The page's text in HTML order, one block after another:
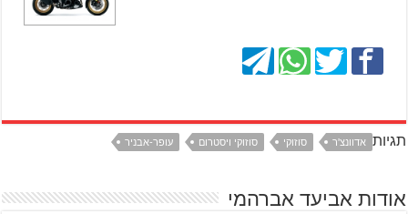
תגיות אדוונצ'ר סוזוקי סוזוקי ויסטרום עופר-אבניר
אודות אביעד אברהמי